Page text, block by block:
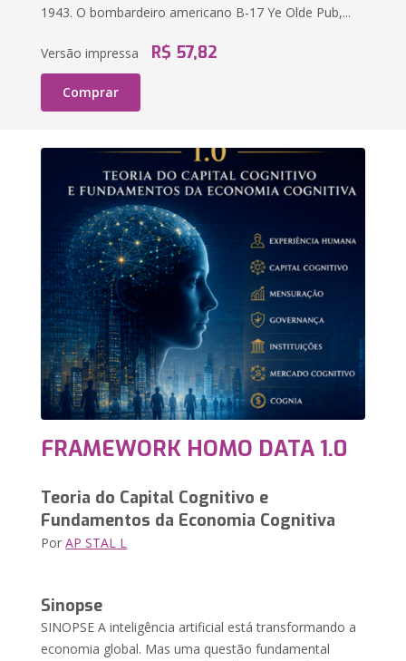
1943. O bombardeiro americano B-17 Ye Olde Pub,...
Versão impressa R$ 57,82
Comprar
FRAMEWORK HOMO DATA 1.0
Teoria do Capital Cognitivo e
Fundamentos da Economia Cognitiva
PorAP STAL L
Sinopse
SINOPSE A inteligência artificial está transformando a
economia global. Mas uma questão fundamental